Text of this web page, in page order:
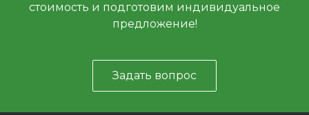
стоимость и подготовим индивидуальное
предложение!
Задать вопрос